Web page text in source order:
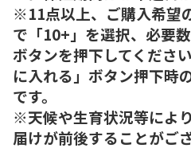
※11点以上、ご購入希望
で「10+」を選択、必要
ボタンを押下してくださ
に入れる」ボタン押下時
です。
※天候や生育状況等によ
届けが前後することがご